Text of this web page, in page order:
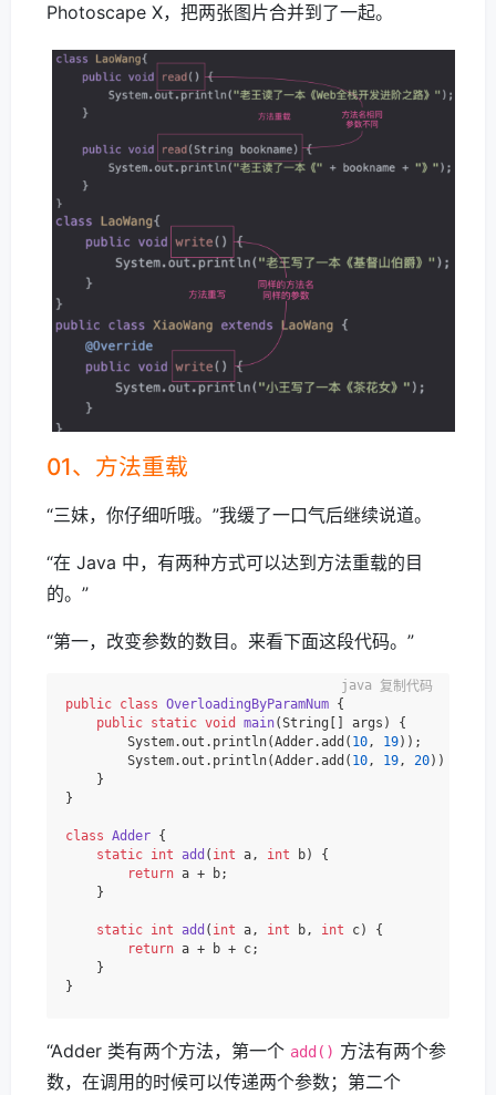
Photoscape X，把两张图片合并到了一起。
01、方法重载
“三妹，你仔细听哦。”我缓了一口气后继续说道。
“在 Java 中，有两种方式可以达到方法重载的目
的。”
“第一，改变参数的数目。来看下面这段代码。”
public class OverloadingByParamNum {
public static void main(String[] args)
{
        System.out.println(Adder.add(
10, 19));
        System.out.println(Adder.add(
10, 19, 20));
    }
}
class Adder {
static int add ( int a, int b)
{
return a + b;
    }
static int add ( int a, int b, int c)
{
return a + b + c;
    }
复制代码
“Adder 类有两个方法，第一个 add() 方法有两个参
数，在调用的时候可以传递两个参数；第二个